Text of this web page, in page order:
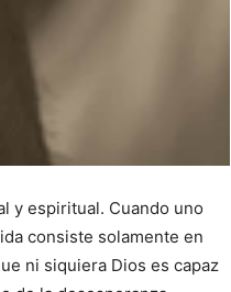
y espiritual. Cuando uno
consiste solamente en
ni siquiera Dios es capaz